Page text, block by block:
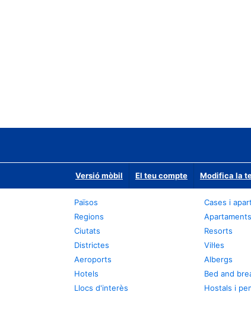
Versió mòbil El teu compte Modifica la
Països
Regions
Ciutats
Districtes
Aeroports
Hotels
Llocs d'interès
Cases i
Apartaments
Resorts
Vil·les
Albergs
Bed and
Hostals i